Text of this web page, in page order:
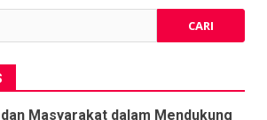
Masyarakat dalam Mendukung